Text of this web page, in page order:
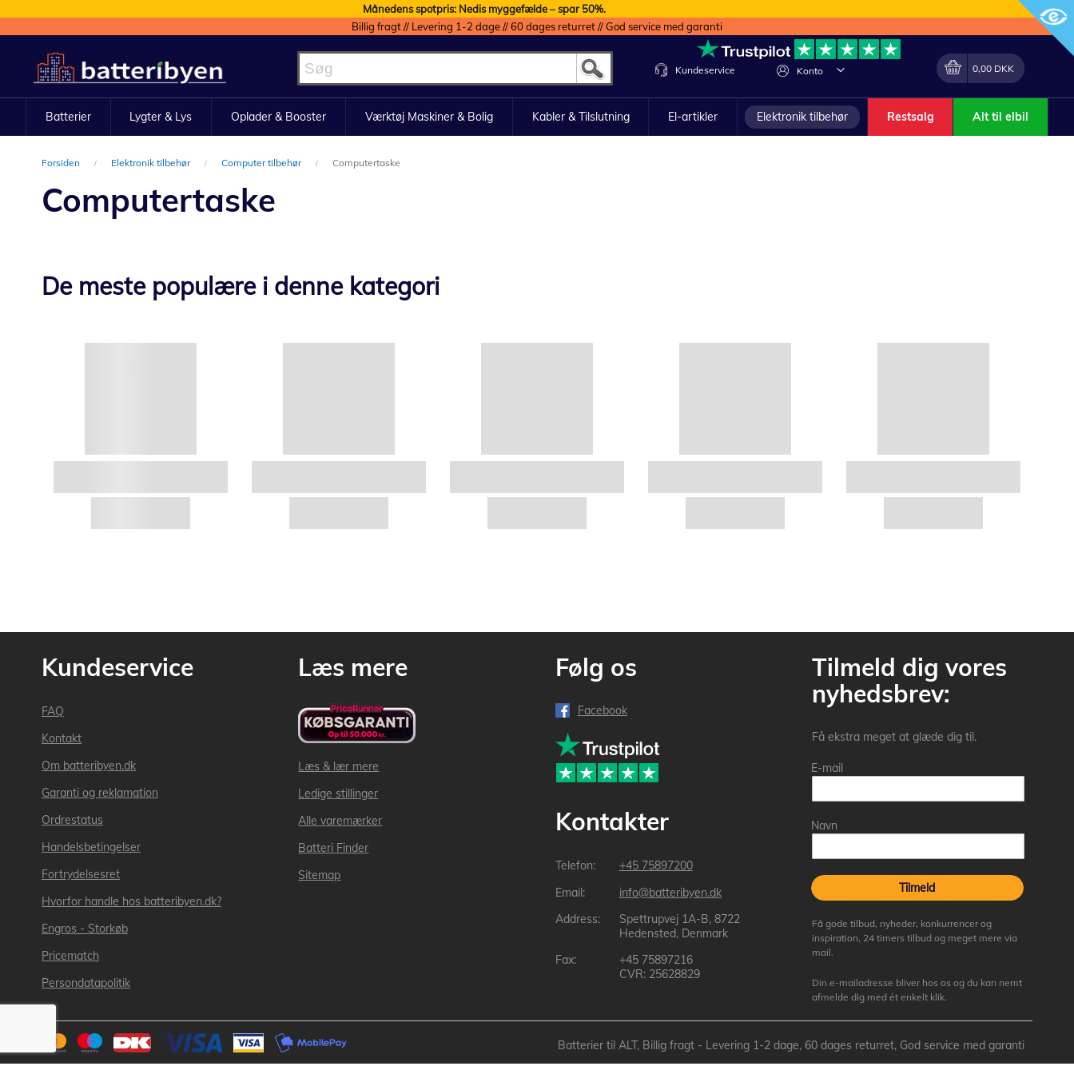
Månedens spotpris: Nedis myggefælde – spar 50%.
Billig fragt // Levering 1-2 dage // 60 dages returret // God service med garanti
to
Content
Konto
Lave
Min indkøbskurv
0,00 DKK
Kundeservice
Batterier Lygter & Lys Oplader & Booster Værktøj Maskiner & Bolig Kabler & Tilslutning El-artikler Elektronik tilbehør Restsalg Alt til elbil
Forsiden Elektronik tilbehør Computer tilbehør Computertaske
Computertaske
De meste populære i denne kategori
Kundeservice
FAQ
Kontakt
Om batteribyen.dk
Garanti og reklamation
Ordrestatus
Handelsbetingelser
Fortrydelsesret
Hvorfor handle hos batteribyen.dk?
Engros - Storkøb
Pricematch
Persondatapolitik
Læs mere
Læs & lær mere
Ledige stillinger
Alle varemærker
Batteri Finder
Sitemap
Følg os
Facebook
Kontakter
+45 75897200
info@batteribyen.dk
Spettrupvej 1A-B, 8722
Hedensted, Denmark
+45 75897216
CVR: 25628829
Tilmeld dig vores
nyhedsbrev:
Få ekstra meget at glæde dig til.
E-mail
Navn
Tilmeld
Få gode tilbud, nyheder, konkurrencer og
inspiration, 24 timers tilbud og meget mere via
mail.
Din e-mailadresse bliver hos os og du kan nemt
afmelde dig med ét enkelt klik.
Batterier til ALT, Billig fragt - Levering 1-2 dage, 60 dages returret, God service med garanti